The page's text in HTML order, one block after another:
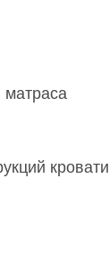
матраса
кровати